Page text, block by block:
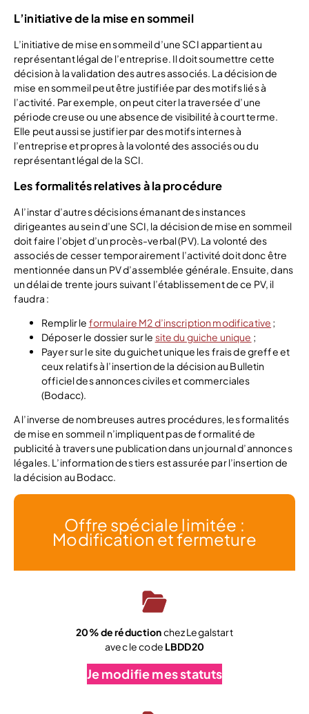
L’initiative de la mise en sommeil
L’initiative de mise en sommeil d’une SCI appartient au
représentant légal de l’entreprise. Il doit soumettre cette
décision à la validation des autres associés. La décision de
mise en sommeil peut être justifiée par des motifs liés à
l’activité. Par exemple, on peut citer la traversée d’une
période creuse ou une absence de visibilité à court terme.
Elle peut aussi se justifier par des motifs internes à
l’entreprise et propres à la volonté des associés ou du
représentant légal de la SCI.
Les formalités relatives à la procédure
A l’instar d’autres décisions émanant des instances
dirigeantes au sein d’une SCI, la décision de mise en sommeil
doit faire l’objet d’un procès-verbal (PV). La volonté des
associés de cesser temporairement l’activité doit donc être
mentionnée dans un PV d’assemblée générale. Ensuite, dans
un délai de trente jours suivant l’établissement de ce PV, il
faudra :
Remplir le formulaire M2 d’inscription modificative ;
Déposer le dossier sur le site du guiche unique ;
Payer sur le site du guichet unique les frais de greffe et
ceux relatifs à l’insertion de la décision au Bulletin
officiel des annonces civiles et commerciales
(Bodacc).
A l’inverse de nombreuses autres procédures, les formalités
de mise en sommeil n’impliquent pas de formalité de
publicité à travers une publication dans un journal d’annonces
légales. L’information des tiers est assurée par l’insertion de
la décision au Bodacc.
Offre spéciale limitée :
Modification et fermeture
20% de réductionchez Legalstart
avec le code LBDD20
Je modifie mes statuts